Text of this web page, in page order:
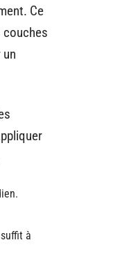
Ce
couches
à